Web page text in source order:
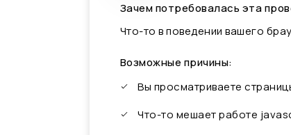
Зачем потребовалась эта
Что-то в поведении вашего
Возможные причины:
Вы просматриваете
Что-то мешает работе